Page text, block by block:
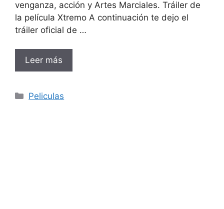
venganza, acción y Artes Marciales. Tráiler de
la película Xtremo A continuación te dejo el
tráiler oficial de …
Leer más
Categorías
Peliculas